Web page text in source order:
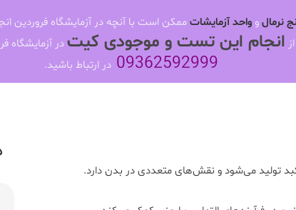
نرمالوواحد آزمایشاتممکن است با آنچه در آزمایشگاه فروردین
انجام این تست و موجودی کیتدر آزمایشگاه
09362592999 در ارتباط باشید.